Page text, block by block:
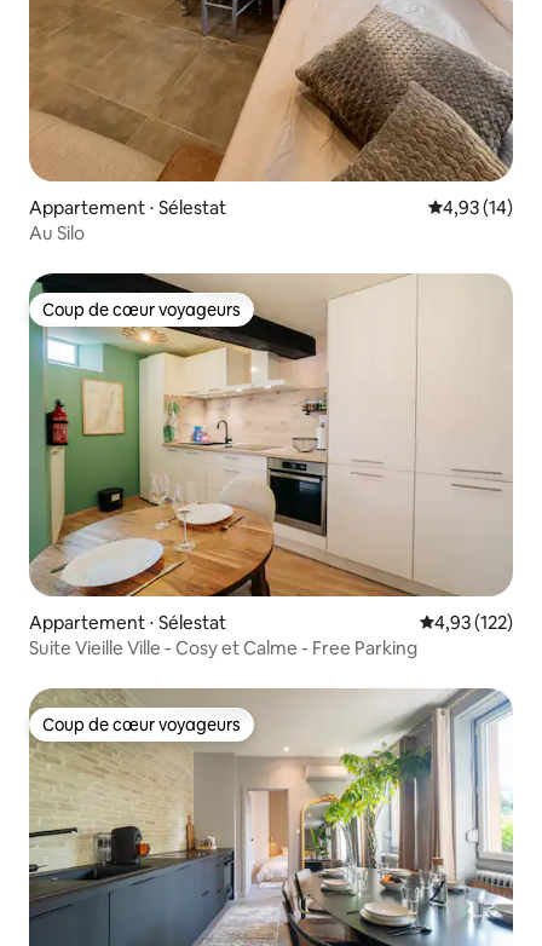
Appartement ⋅ Sélestat Évaluation
4,93 (14)
Au Silo
Coup de cœur voyageurs
Coup de cœur voyageurs
Appartement ⋅ Sélestat Évaluation
4,93 (122)
Suite Vieille Ville - Cosy et Calme - Free Parking
Coup de cœur voyageurs
Coup de cœur voyageurs